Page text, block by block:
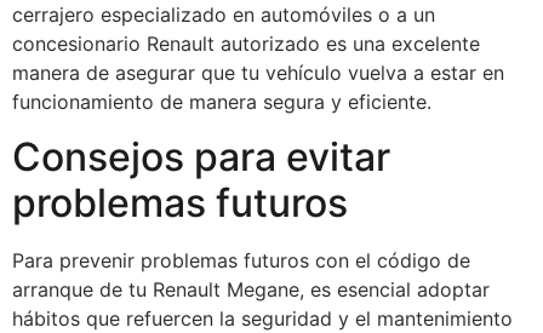
cerrajero especializado en automóviles o a un
concesionario Renault autorizado es una excelente
manera de asegurar que tu vehículo vuelva a estar en
funcionamiento de manera segura y eficiente.
Consejos para evitar
problemas futuros
Para prevenir problemas futuros con el código de
arranque de tu Renault Megane, es esencial adoptar
hábitos que refuercen la seguridad y el mantenimiento